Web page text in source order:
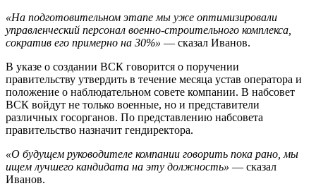
«На подготовительном этапе мы уже оптимизировали
управленческий персонал военно-строительного комплекса,
сократив его примерно на 30%» — сказал Иванов.
В указе о создании ВСК говорится о поручении
правительству утвердить в течение месяца устав оператора и
положение о наблюдательном совете компании. В набсовет
ВСК войдут не только военные, но и представители
различных госорганов. По представлению набсовета
правительство назначит гендиректора.
«О будущем руководителе компании говорить пока рано, мы
ищем лучшего кандидата на эту должность» — сказал
Иванов.